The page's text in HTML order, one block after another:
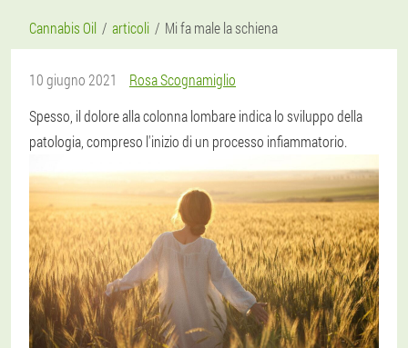
Cannabis Oil articoli Mi fa male la schiena
10 giugno 2021
Rosa Scognamiglio
Spesso, il dolore alla colonna lombare indica lo sviluppo della
patologia, compreso l'inizio di un processo infiammatorio.